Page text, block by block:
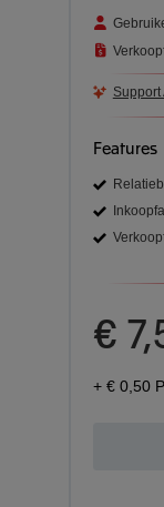
Support
Features
€
+ € 0,50